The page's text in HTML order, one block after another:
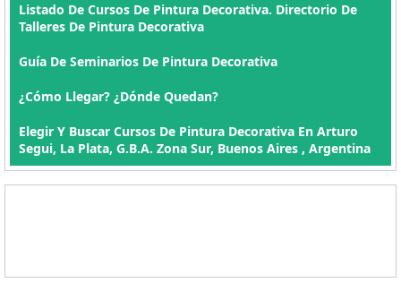
Listado De Cursos De Pintura Decorativa. Directorio De
Talleres De Pintura Decorativa
Guía De Seminarios De Pintura Decorativa
¿Cómo Llegar? ¿Dónde Quedan?
Elegir Y Buscar Cursos De Pintura Decorativa En Arturo
Segui, La Plata, G.B.A. Zona Sur, Buenos Aires , Argentina